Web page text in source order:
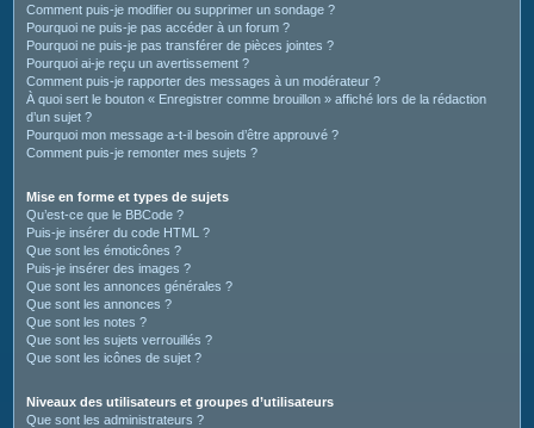
Comment puis-je modifier ou supprimer un sondage ?
Pourquoi ne puis-je pas accéder à un forum ?
Pourquoi ne puis-je pas transférer de pièces jointes ?
Pourquoi ai-je reçu un avertissement ?
Comment puis-je rapporter des messages à un modérateur ?
À quoi sert le bouton « Enregistrer comme brouillon » affiché lors de la rédaction
d’un sujet ?
Pourquoi mon message a-t-il besoin d’être approuvé ?
Comment puis-je remonter mes sujets ?
Mise en forme et types de sujets
Qu’est-ce que le BBCode ?
Puis-je insérer du code HTML ?
Que sont les émoticônes ?
Puis-je insérer des images ?
Que sont les annonces générales ?
Que sont les annonces ?
Que sont les notes ?
Que sont les sujets verrouillés ?
Que sont les icônes de sujet ?
Niveaux des utilisateurs et groupes d’utilisateurs
Que sont les administrateurs ?